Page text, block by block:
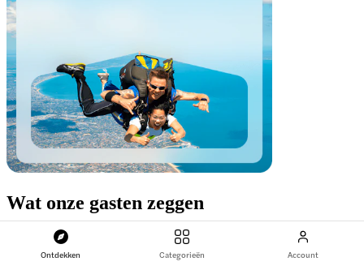
Ontdekken Categorieën Account
Wat onze gasten zeggen